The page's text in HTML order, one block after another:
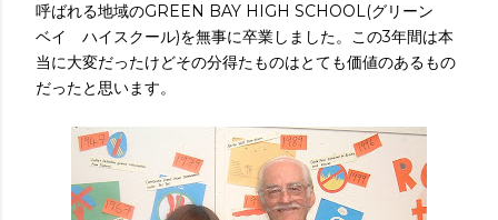
呼ばれる地域のGREEN BAY HIGH SCHOOL(グリーン
ベイ ハイスクール)を無事に卒業しました。この3年間は本
当に大変だったけどその分得たものはとても価値のあるもの
だったと思います。